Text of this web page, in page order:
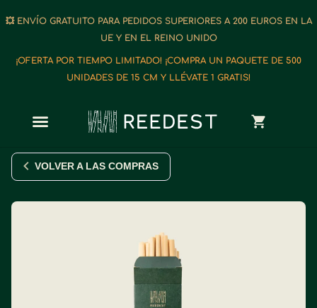
💥 ENVÍO GRATUITO PARA PEDIDOS SUPERIORES A 200 EUROS EN LA
UE Y EN EL REINO UNIDO
¡OFERTA POR TIEMPO LIMITADO! ¡COMPRA UN PAQUETE DE 500
UNIDADES DE 15 CM Y LLÉVATE 1 GRATIS!
VOLVER A LAS COMPRAS